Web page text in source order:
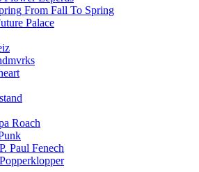
From Fall To Spring
Palace
Roach
P. Paul Fenech
Popperklopper